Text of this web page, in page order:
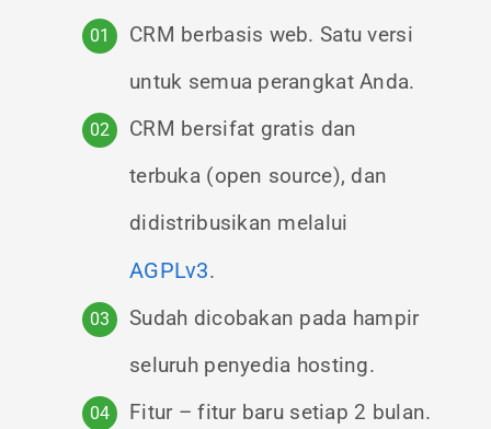
CRM berbasis web. Satu versi
untuk semua perangkat Anda.
CRM bersifat gratis dan
terbuka (open source), dan
didistribusikan melalui
AGPLv3.
Sudah dicobakan pada hampir
seluruh penyedia hosting.
Fitur – fitur baru setiap 2 bulan.